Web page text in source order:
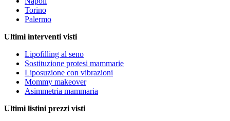
Torino
Palermo
Ultimi interventi visti
Lipofilling al seno
Sostituzione protesi mammarie
Liposuzione con vibrazioni
Mommy makeover
Asimmetria mammaria
Ultimi listini prezzi visti